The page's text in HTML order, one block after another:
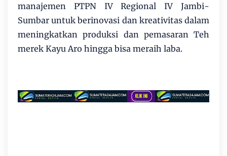
manajemen PTPN IV Regional IV Jambi-
Sumbar untuk berinovasi dan kreativitas dalam
meningkatkan produksi dan pemasaran Teh
merek Kayu Aro hingga bisa meraih laba.